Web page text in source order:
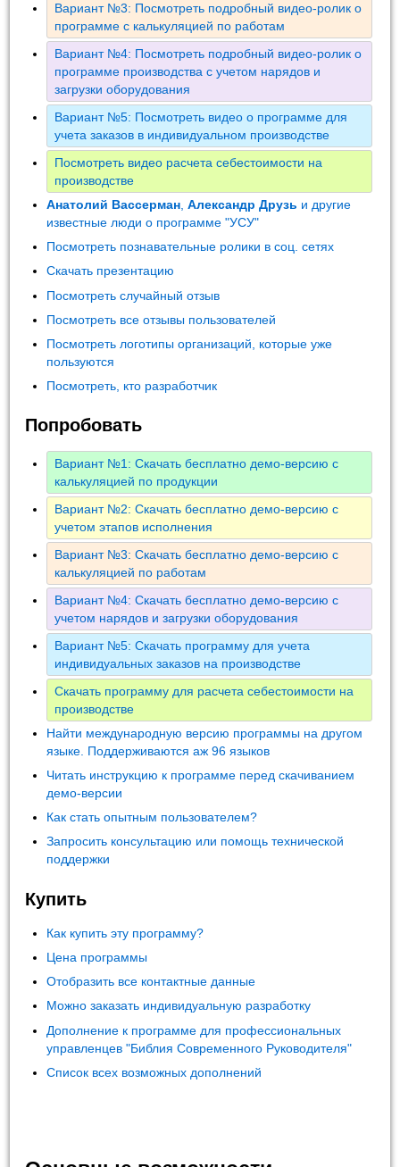
Вариант №3: Посмотреть подробный видео-ролик о
программе с калькуляцией по работам
Вариант №4: Посмотреть подробный видео-ролик о
программе производства с учетом нарядов и
загрузки оборудования
Вариант №5: Посмотреть видео о программе для
учета заказов в индивидуальном производстве
Посмотреть видео расчета себестоимости на
производстве
Анатолий Вассерман ,Александр Друзь и другие
известные люди о программе "УСУ"
Посмотреть познавательные ролики в соц. сетях
Скачать презентацию
Посмотреть случайный отзыв
Посмотреть все отзывы пользователей
Посмотреть логотипы организаций, которые уже
пользуются
Посмотреть, кто разработчик
Попробовать
Вариант №1: Скачать бесплатно демо-версию с
калькуляцией по продукции
Вариант №2: Скачать бесплатно демо-версию с
учетом этапов исполнения
Вариант №3: Скачать бесплатно демо-версию с
калькуляцией по работам
Вариант №4: Скачать бесплатно демо-версию с
учетом нарядов и загрузки оборудования
Вариант №5: Скачать программу для учета
индивидуальных заказов на производстве
Скачать программу для расчета себестоимости на
производстве
Найти международную версию программы на другом
языке. Поддерживаются аж 96 языков
Читать инструкцию к программе перед скачиванием
демо-версии
Как стать опытным пользователем?
Запросить консультацию или помощь технической
поддержки
Купить
Как купить эту программу?
Цена программы
Отобразить все контактные данные
Можно заказать индивидуальную разработку
Дополнение к программе для профессиональных
управленцев "Библия Современного Руководителя"
Список всех возможных дополнений